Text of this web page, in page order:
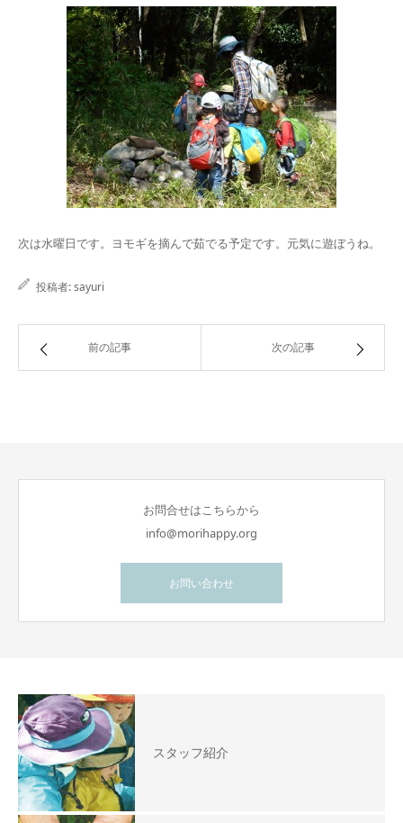
次は水曜日です。ヨモギを摘んで茹でる予定です。元気に遊ぼうね。
投稿者:sayuri
前の記事 次の記事
お問合せはこちらから
info@morihappy.org
お問い合わせ
スタッフ紹介